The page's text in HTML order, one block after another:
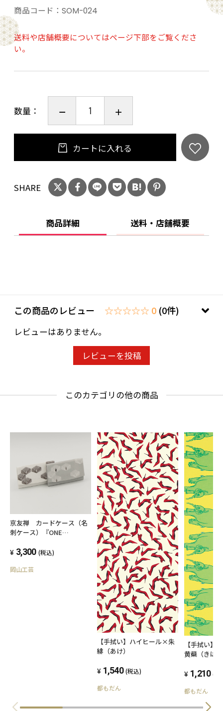
HM75 緑
HM78 水色
HM81 紅藍色
HM76 ときわ
600mm×10本、7種類のアソートです。
サイズ：(W)80×(D)648mm
商品コード： SOM-024
送料や店舗概要についてはページ下部をご覧くださ
い。
数量：
カートに入れる
SHARE
商品詳細 送料・店舗概要
この商品のレビュー ☆☆☆☆☆ 0 (0件)
レビューはありません。
レビューを投稿
このカテゴリの他の商品
京友禅 カードケース（名
刺ケース）『ONE
3,300 (税込)
岡山工芸
【手拭い】ハイヒール×朱
緋（あけ）
1,540 (税込)
都もだん
【手拭い】
黄蘗（きは
1,210 (税
都もだん